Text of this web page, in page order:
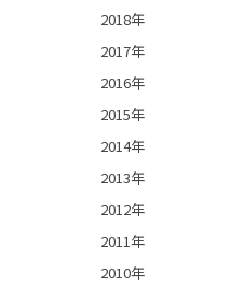
2018年
2017年
2016年
2015年
2014年
2013年
2012年
2011年
2010年